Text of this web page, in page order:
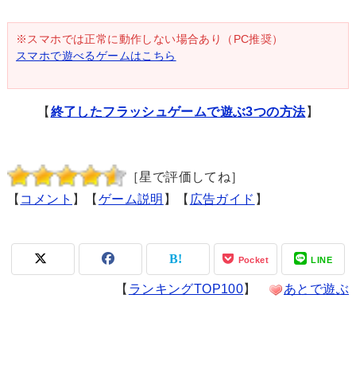
※スマホでは正常に動作しない場合あり（PC推奨）
スマホで遊べるゲームはこちら
【 終了したフラッシュゲームで遊ぶ3つの方法】
［星で評価してね］
【 コメント 】【 ゲーム説明 】【 広告ガイド 】
Pocket LINE
【 ランキングTOP100】 あとで遊ぶ